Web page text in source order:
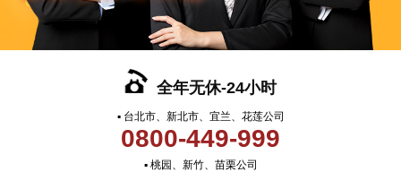
全年无休-24小时
▪ 台北市、新北市、宜兰、花莲公司
0800-449-999
▪ 桃园、新竹、苗栗公司